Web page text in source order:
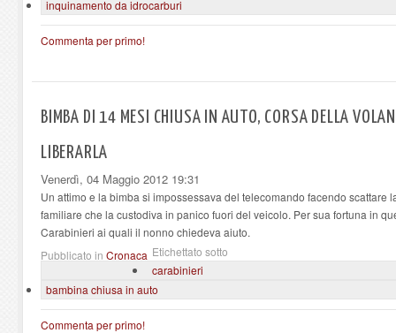
inquinamento da idrocarburi
Commenta per primo!
BIMBA DI 14 MESI CHIUSA IN AUTO, CORSA DELLA
LIBERARLA
Venerdì, 04 Maggio 2012 19:31
Un attimo e la bimba si impossessava del telecomando facendo scattare
familiare che la custodiva in panico fuori del veicolo. Per sua fortuna in
Carabinieri ai quali il nonno chiedeva aiuto.
Pubblicato in Cronaca Etichettato sotto
carabinieri
bambina chiusa in auto
Commenta per primo!